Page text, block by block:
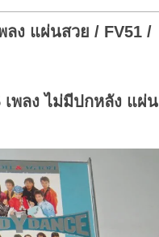
ลง แผ่นสวย / FV51 /
พลง ไม่มีปกหลัง แผ่น